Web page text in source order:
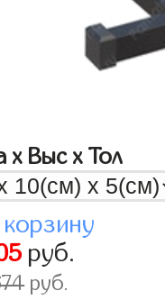
x Выс x Тол
руб.
руб.